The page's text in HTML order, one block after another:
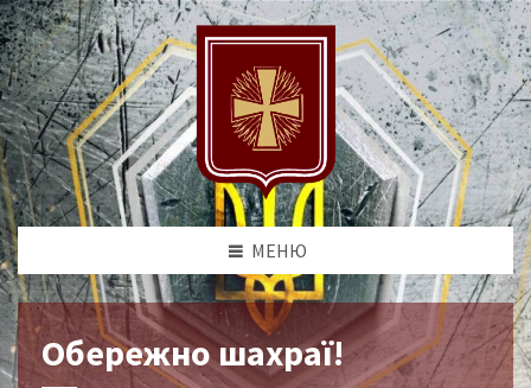
МЕНЮ
Обережно шахраї!